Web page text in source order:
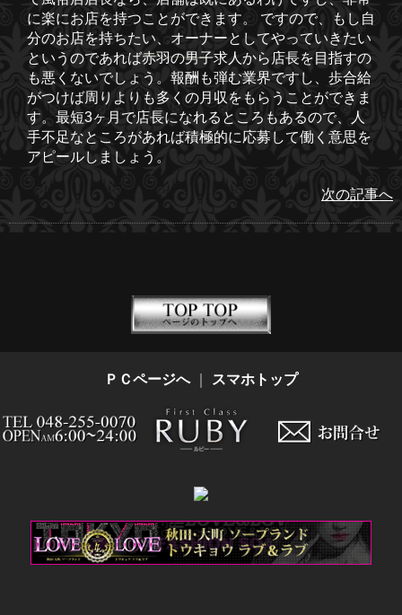
に楽にお店を持つことができます。 ですので、もし自
分のお店を持ちたい、オーナーとしてやっていきたい
というのであれば赤羽の男子求人から店長を目指すの
も悪くないでしょう。報酬も弾む業界ですし、歩合給
がつけば周りよりも多くの月収をもらうことができま
す。最短3ヶ月で店長になれるところもあるので、人
手不足なところがあれば積極的に応募して働く意思を
アピールしましょう。
次の記事へ
ＰＣページへ｜ スマホトップ